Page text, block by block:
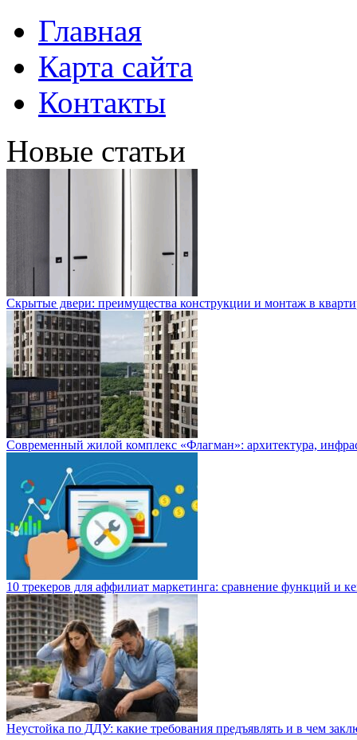
Главная
Карта сайта
Контакты
Новые статьи
Скрытые двери: преимущества конструкции и монтаж в
Современный жилой комплекс «Флагман»: архитектура,
10 трекеров для аффилиат маркетинга: сравнение функций и
Неустойка по ДДУ: какие требования предъявлять и в чем